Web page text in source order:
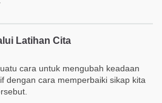
Latihan Cita
cara untuk mengubah keadaan
dengan cara memperbaiki sikap kita